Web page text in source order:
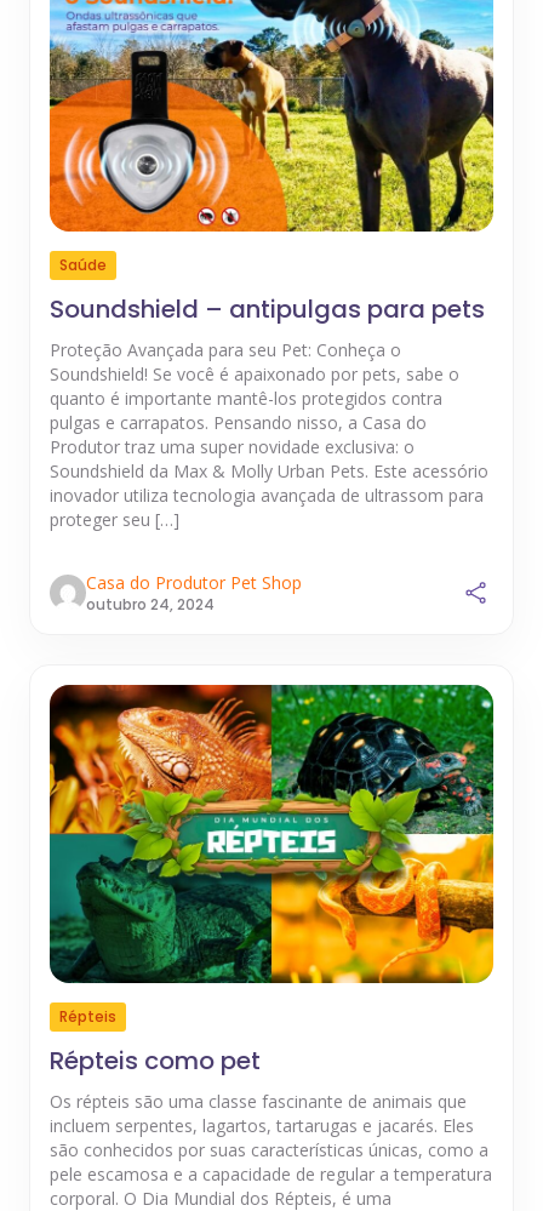
Saúde
Soundshield – antipulgas para pets
Proteção Avançada para seu Pet: Conheça o
Soundshield! Se você é apaixonado por pets, sabe o
quanto é importante mantê-los protegidos contra
pulgas e carrapatos. Pensando nisso, a Casa do
Produtor traz uma super novidade exclusiva: o
Soundshield da Max & Molly Urban Pets. Este acessório
inovador utiliza tecnologia avançada de ultrassom para
proteger seu […]
Casa do Produtor Pet Shop
outubro 24, 2024
Répteis
Répteis como pet
Os répteis são uma classe fascinante de animais que
incluem serpentes, lagartos, tartarugas e jacarés. Eles
são conhecidos por suas características únicas, como a
pele escamosa e a capacidade de regular a temperatura
corporal. O Dia Mundial dos Répteis, é uma